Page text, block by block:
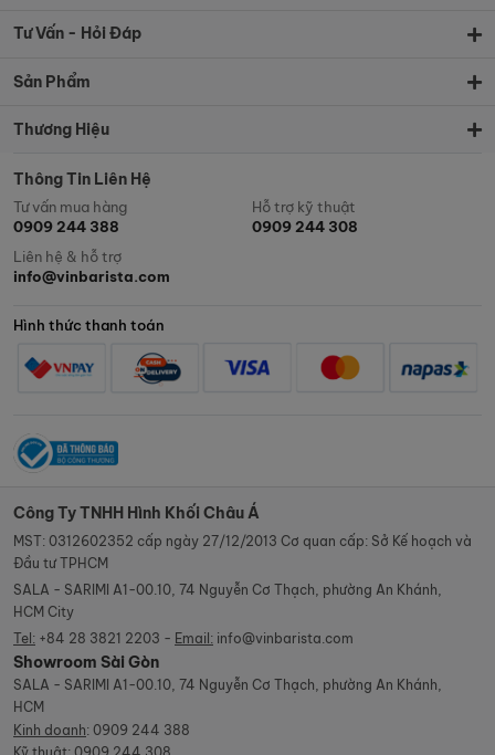
Tư Vấn - Hỏi Đáp
Sản Phẩm
Thương Hiệu
Thông Tin Liên Hệ
Tư vấn mua hàng
0909 244 388
Hỗ trợ kỹ thuật
0909 244 308
Liên hệ & hỗ trợ
info@vinbarista.com
Hình thức thanh toán
Công Ty TNHH Hình Khối Châu Á
MST: 0312602352 cấp ngày 27/12/2013 Cơ quan cấp: Sở Kế hoạch và
Đầu tư TPHCM
SALA - SARIMI A1-00.10, 74 Nguyễn Cơ Thạch, phường An Khánh,
HCM City
Tel: +84 28 3821 2203 - Email: info@vinbarista.com
Showroom Sài Gòn
SALA - SARIMI A1-00.10, 74 Nguyễn Cơ Thạch, phường An Khánh,
HCM
Kinh doanh: 0909 244 388